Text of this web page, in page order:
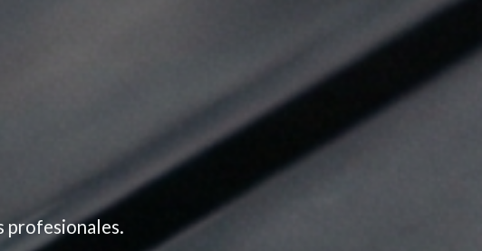
profesionales.